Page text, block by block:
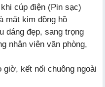
cúp điện (Pin sạc)
mặt kim đồng hồ
dáng đẹp, sang trọng
nhân viên văn phòng,
giờ, kết nối chuông ngoài